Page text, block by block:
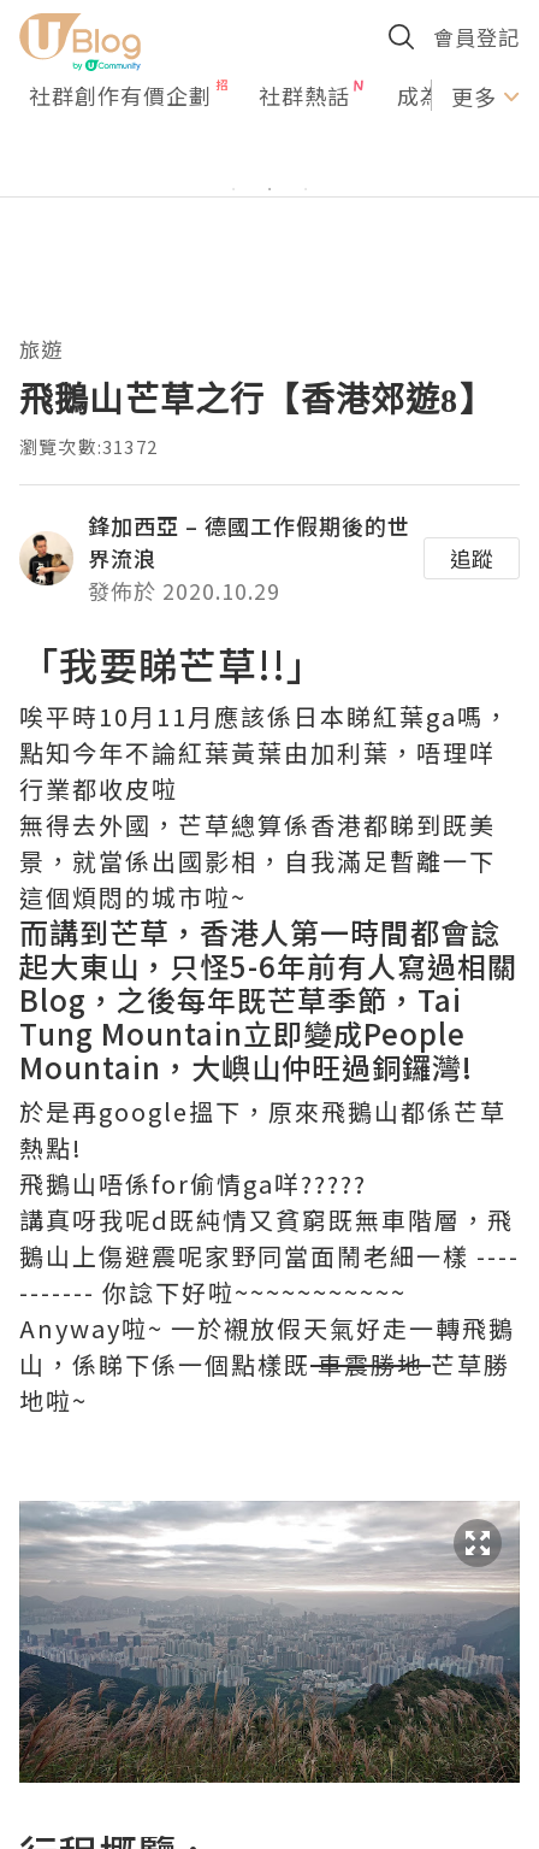
會員登記
社群創作有價企劃 社群熱話 成為U更多
旅遊
飛鵝山芒草之行【香港郊遊8】
瀏覽次數:31372
鋒加西亞 – 德國工作假期後的世
界流浪
發佈於 2020.10.29
追蹤
「我要睇芒草!!」
唉平時10月11月應該係日本睇紅葉ga嗎，
點知今年不論紅葉黃葉由加利葉，唔理咩
行業都收皮啦
無得去外國，芒草總算係香港都睇到既美
景，就當係出國影相，自我滿足暫離一下
這個煩悶的城市啦~
而講到芒草，香港人第一時間都會諗
起大東山，只怪5-6年前有人寫過相關
Blog，之後每年既芒草季節，Tai
Tung Mountain立即變成People
Mountain，大嶼山仲旺過銅鑼灣!
於是再google搵下，原來飛鵝山都係芒草
熱點!
飛鵝山唔係for偷情ga咩?????
講真呀我呢d既純情又貧窮既無車階層，飛
鵝山上傷避震呢家野同當面鬧老細一樣 ----
------- 你諗下好啦~~~~~~~~~~~
Anyway啦~ 一於襯放假天氣好走一轉飛鵝
山，係睇下係一個點樣既車震勝地芒草勝
地啦~